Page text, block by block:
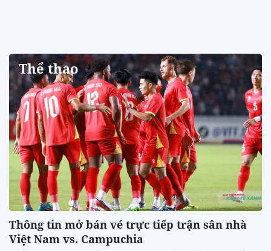
Thể thao
Thông tin mở bán vé trực tiếp trận sân nhà
Việt Nam vs. Campuchia